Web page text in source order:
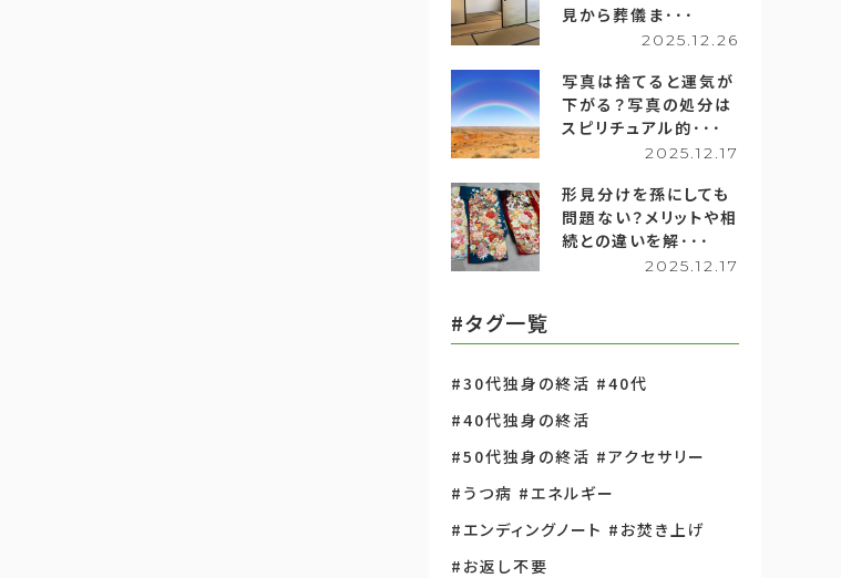
見から葬儀ま･･･
2025.12.26
写真は捨てると運気が
下がる？写真の処分は
スピリチュアル的･･･
2025.12.17
形見分けを孫にしても
問題ない？メリットや相
続との違いを解･･･
2025.12.17
#タグ一覧
#30代独身の終活 #40代
#40代独身の終活
#50代独身の終活 #アクセサリー
#うつ病 #エネルギー
#エンディングノート #お焚き上げ
#お返し不要